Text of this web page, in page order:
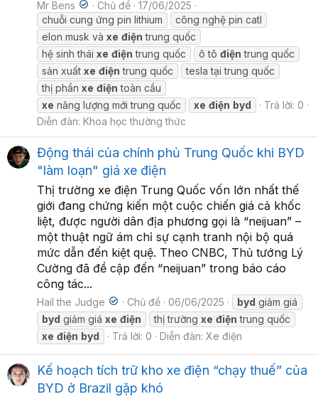
Mr Bens Chủ đề
17/06/2025
chuỗi cung ứng pin lithium
công nghệ pin catl
elon musk và xe điện trung quốc
hệ sinh thái xe điện trung quốc ô tô điện trung quốc
sản xuất xe điện trung quốc
tesla tại trung quốc
thị phần xe điện toàn cầu
xe năng lượng mới trung quốc xe điện byd
Trả lời: 0
Diễn đàn: Khoa học thường thức
Động thái của chính phủ Trung Quốc khi BYD
"làm loạn" giá xe điện
Thị trường xe điện Trung Quốc vốn lớn nhất thế
giới đang chứng kiến một cuộc chiến giá cả khốc
liệt, được người dân địa phương gọi là “neijuan” –
một thuật ngữ ám chỉ sự cạnh tranh nội bộ quá
mức dẫn đến kiệt quệ. Theo CNBC, Thủ tướng Lý
Cường đã đề cập đến “neijuan” trong báo cáo
công tác...
Hail the Judge Chủ đề 06/06/2025 byd giảm giá
byd giảm giá xe điện thị trường xe điện trung quốc
xe điện byd Trả lời: 0 Diễn đàn: Xe điện
Kế hoạch tích trữ kho xe điện “chạy thuế” của
BYD ở Brazil gặp khó